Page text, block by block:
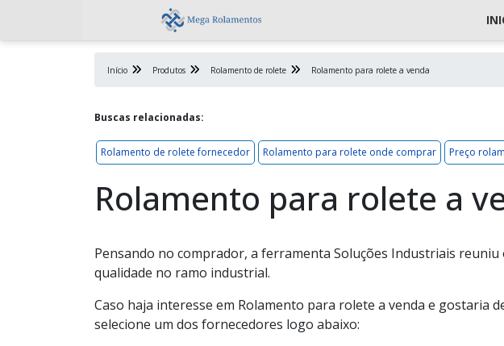
Início Produtos Rolamento de rolete Rolamento para rolete a venda
Buscas relacionadas:
Rolamento de rolete fornecedor Rolamento para rolete onde comprar Preço
Rolamento para rolete a
Pensando no comprador, a ferramenta Soluções Industriais
qualidade no ramo industrial.
Caso haja interesse em Rolamento para rolete a venda e gostaria
selecione um dos fornecedores logo abaixo: